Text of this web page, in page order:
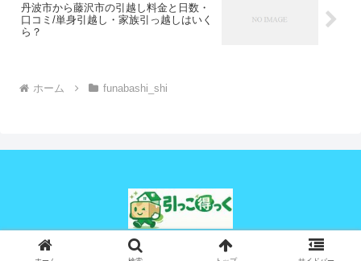
丹波市から藤沢市の引越し料金と日数・
口コミ/単身引越し・家族引っ越しはいく
ら？
ホーム funabashi_shi
© 2024 引っこ得っく.